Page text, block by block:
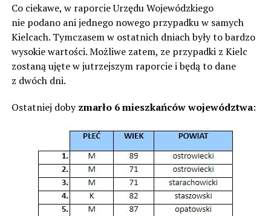
Co ciekawe, w raporcie Urzędu Wojewódzkiego
nie podano ani jednego nowego przypadku w samych
Kielcach. Tymczasem w ostatnich dniach były to bardzo
wysokie wartości. Możliwe zatem, ze przypadki z Kielc
zostaną ujęte w jutrzejszym raporcie i będą to dane
z dwóch dni.
Ostatniej dobyzmarło 6 mieszkańców województwa: